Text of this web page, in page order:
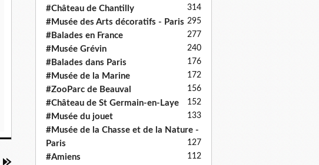
#Château de Chantilly 314
#Musée des Arts décoratifs - Paris 295
#Balades en France 277
#Musée Grévin 240
#Balades dans Paris 176
#Musée de la Marine 172
#ZooParc de Beauval 156
#Château de St Germain-en-Laye 152
#Musée du jouet 133
#Musée de la Chasse et de la Nature -
Paris
127
#Amiens 112